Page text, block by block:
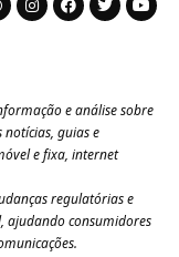
e análise sobre
notícias, guias e
e fixa, internet
regulatórias e
ajudando consumidores